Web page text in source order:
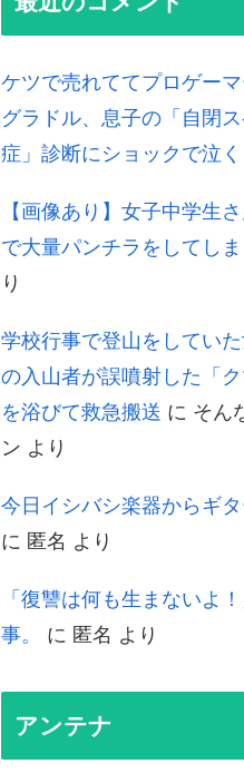
ケツで売れててプロゲー
グラドル、息子の「自閉
症」診断にショックで泣く
【画像あり】女子中学生
で大量パンチラをしてしま
り
学校行事で登山をしてい
の入山者が誤噴射した「ク
を浴びて救急搬送 に そん
ン より
今日イシバシ楽器からギタ
に 匿名 より
「復讐は何も生まないよ
事。
に 匿名 より
アンテナ